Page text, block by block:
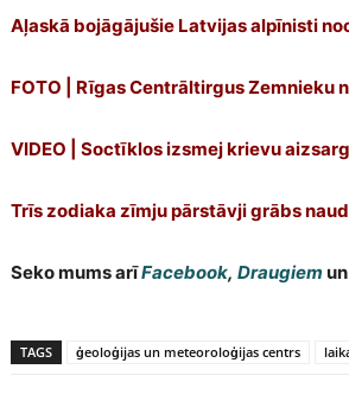
Aļaskā bojāgājušie Latvijas alpīnisti
FOTO | Rīgas Centrāltirgus Zemnieku
VIDEO | Soctīklos izsmej krievu
Trīs zodiaka zīmju pārstāvji grābs
Seko mums arīFacebook, Draugiem un
TAGS ģeoloģijas un meteoroloģijas centrs